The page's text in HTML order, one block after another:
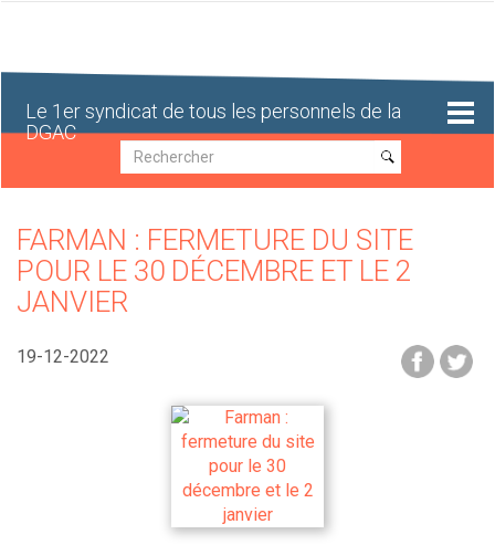
Le 1er syndicat de tous les personnels de la
DGAC
Recherche
Recherche
FARMAN : FERMETURE DU SITE
POUR LE 30 DÉCEMBRE ET LE 2
JANVIER
19-12-2022